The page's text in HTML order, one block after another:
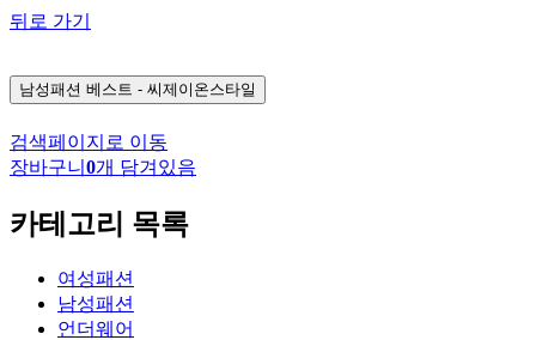
뒤로 가기
남성패션 베스트 - 씨제이온스타일
검색페이지로 이동
장바구니 0개 담겨있음
카테고리 목록
여성패션
남성패션
언더웨어